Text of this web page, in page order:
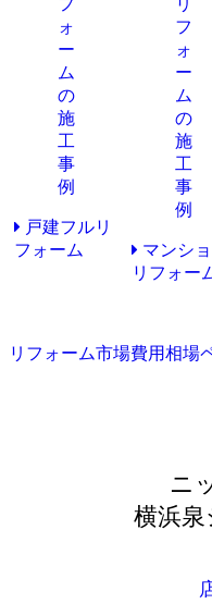
戸建フルリ
フォーム
マンシ
リフォー
リフォーム市場費用相場
ニ
横浜泉